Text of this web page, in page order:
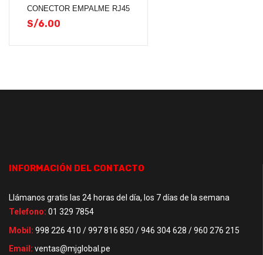
CONECTOR EMPALME RJ45
S/6.00
INFORMACIÓN DEL CONTACTO
Llámanos gratis las 24 horas del día, los 7 días de la semana
Telefono: 01 329 7854
Mobil: 998 226 410 / 997 816 850 / 946 304 628 / 960 276 215
Email: ventas@mjglobal.pe